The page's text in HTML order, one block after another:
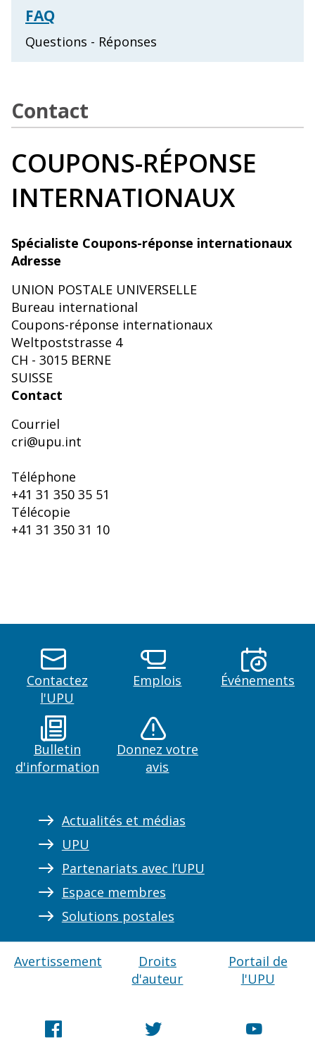
FAQ
Questions - Réponses
Contact
COUPONS-RÉPONSE
INTERNATIONAUX
Spécialiste Coupons-réponse internationaux
Adresse
UNION POSTALE UNIVERSELLE
Bureau international
Coupons-réponse internationaux
Weltpoststrasse 4
CH - 3015 BERNE
SUISSE
Contact
Courriel
cri@upu.int
Téléphone
+41 31 350 35 51
Télécopie
+41 31 350 31 10
Contactez
l'UPU
Emplois Événements
Bulletin
d'information
Donnez votre
avis
Actualités et médias
UPU
Partenariats avec l’UPU
Espace membres
Solutions postales
Avertissement
Droits
d'auteur
Portail de
l'UPU